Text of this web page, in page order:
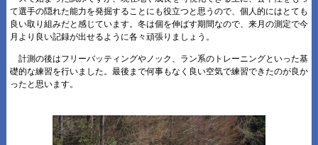
て選手の隠れた能力を発掘することにも役立つと思うので、個人的にはとても
良い取り組みだと感じています。冬は個を伸ばす期間なので、来月の測定で今
月より良い記録が出せるように各々頑張りましょう。
計測の後はフリーバッティングやノック、ラン系のトレーニングといった基
礎的な練習を行いました。最後まで何事もなく良い空気で練習できたのが良か
ったと思います。